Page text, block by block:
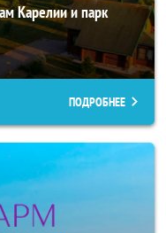
Карелии и парк
ПОДРОБНЕЕ